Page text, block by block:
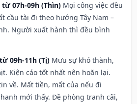
từ 07h-09h (Thìn) Mọi công việc đều
cầu tài đi theo hướng Tây Nam –
Người xuất hành thì đều bình
09h-11h (Tị) Mưu sự khó thành,
Kiện cáo tốt nhất nên hoãn lại.
về. Mất tiền, mất của nếu đi
mới thấy. Đề phòng tranh cãi,